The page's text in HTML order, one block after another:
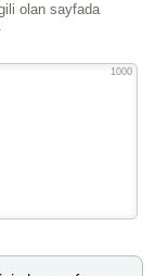
olan sayfada
1000